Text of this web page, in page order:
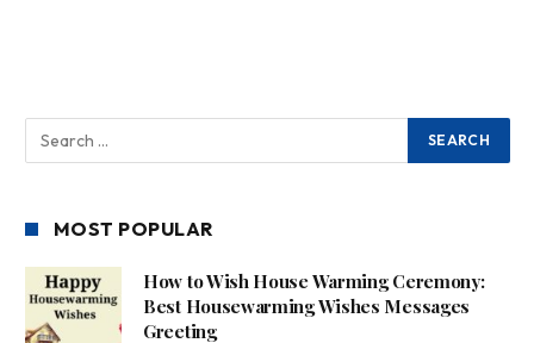
MOST POPULAR
How to Wish House Warming Ceremony:
Best Housewarming Wishes Messages
Greeting